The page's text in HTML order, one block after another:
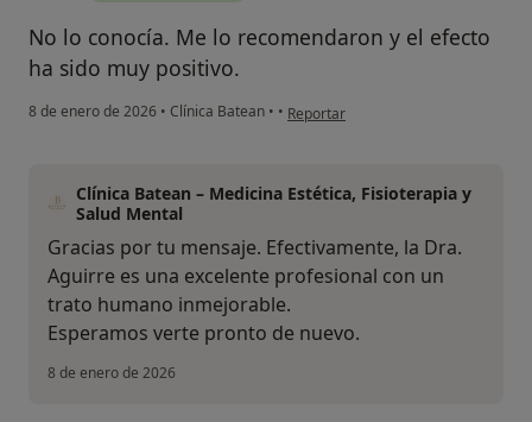
No lo conocía. Me lo recomendaron y el efecto
ha sido muy positivo.
8 de enero de 2026 • Clínica Batean • • en opinión del usuario IH
Reportar
Clínica Batean – Medicina Estética, Fisioterapia y
Salud Mental
Gracias por tu mensaje. Efectivamente, la Dra.
Aguirre es una excelente profesional con un
trato humano inmejorable.
Esperamos verte pronto de nuevo.
8 de enero de 2026